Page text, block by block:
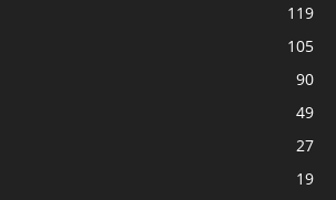
119
105
90
49
27
19